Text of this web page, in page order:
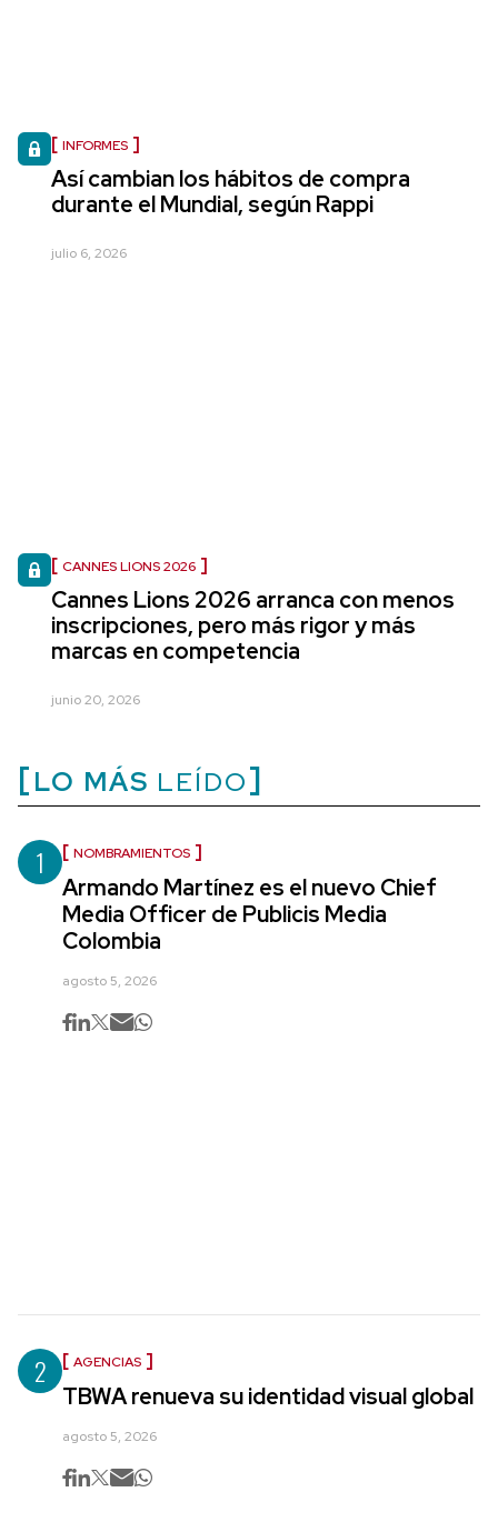
INFORMES
Así cambian los hábitos de compra
durante el Mundial, según Rappi
julio 6, 2026
CANNES LIONS 2026
Cannes Lions 2026 arranca con menos
inscripciones, pero más rigor y más
marcas en competencia
junio 20, 2026
LO MÁS LEÍDO
1 NOMBRAMIENTOS
Armando Martínez es el nuevo Chief
Media Officer de Publicis Media
Colombia
agosto 5, 2026
2 AGENCIAS
TBWA renueva su identidad visual global
agosto 5, 2026